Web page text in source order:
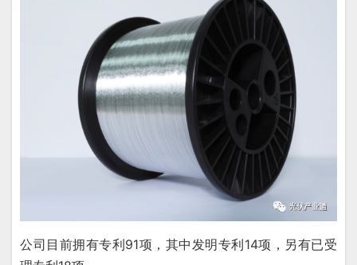
公司目前拥有专利91项，其中发明专利14项，另有已受